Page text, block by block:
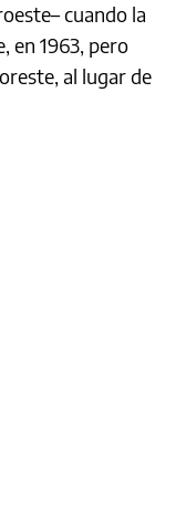
cuando la
en 1963, pero
al lugar de